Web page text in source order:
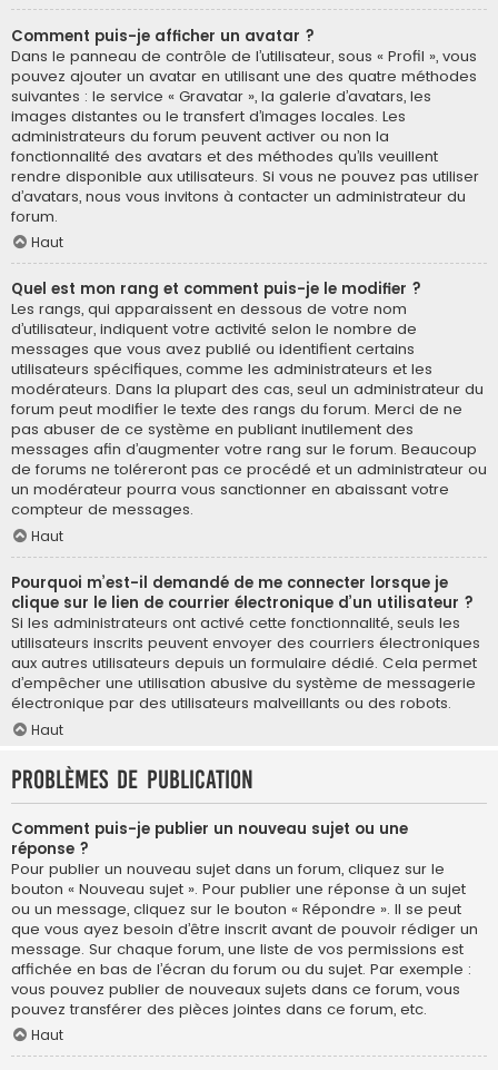
Comment puis-je afficher un avatar ?
Dans le panneau de contrôle de l’utilisateur, sous « Profil », vous
pouvez ajouter un avatar en utilisant une des quatre méthodes
suivantes : le service « Gravatar », la galerie d’avatars, les
images distantes ou le transfert d’images locales. Les
administrateurs du forum peuvent activer ou non la
fonctionnalité des avatars et des méthodes qu’ils veuillent
rendre disponible aux utilisateurs. Si vous ne pouvez pas utiliser
d’avatars, nous vous invitons à contacter un administrateur du
forum.
Haut
Quel est mon rang et comment puis-je le modifier ?
Les rangs, qui apparaissent en dessous de votre nom
d’utilisateur, indiquent votre activité selon le nombre de
messages que vous avez publié ou identifient certains
utilisateurs spécifiques, comme les administrateurs et les
modérateurs. Dans la plupart des cas, seul un administrateur du
forum peut modifier le texte des rangs du forum. Merci de ne
pas abuser de ce système en publiant inutilement des
messages afin d’augmenter votre rang sur le forum. Beaucoup
de forums ne toléreront pas ce procédé et un administrateur ou
un modérateur pourra vous sanctionner en abaissant votre
compteur de messages.
Haut
Pourquoi m’est-il demandé de me connecter lorsque je
clique sur le lien de courrier électronique d’un utilisateur ?
Si les administrateurs ont activé cette fonctionnalité, seuls les
utilisateurs inscrits peuvent envoyer des courriers électroniques
aux autres utilisateurs depuis un formulaire dédié. Cela permet
d’empêcher une utilisation abusive du système de messagerie
électronique par des utilisateurs malveillants ou des robots.
Haut
Problèmes de publication
Comment puis-je publier un nouveau sujet ou une
réponse ?
Pour publier un nouveau sujet dans un forum, cliquez sur le
bouton « Nouveau sujet ». Pour publier une réponse à un sujet
ou un message, cliquez sur le bouton « Répondre ». Il se peut
que vous ayez besoin d’être inscrit avant de pouvoir rédiger un
message. Sur chaque forum, une liste de vos permissions est
affichée en bas de l’écran du forum ou du sujet. Par exemple :
vous pouvez publier de nouveaux sujets dans ce forum, vous
pouvez transférer des pièces jointes dans ce forum, etc.
Haut